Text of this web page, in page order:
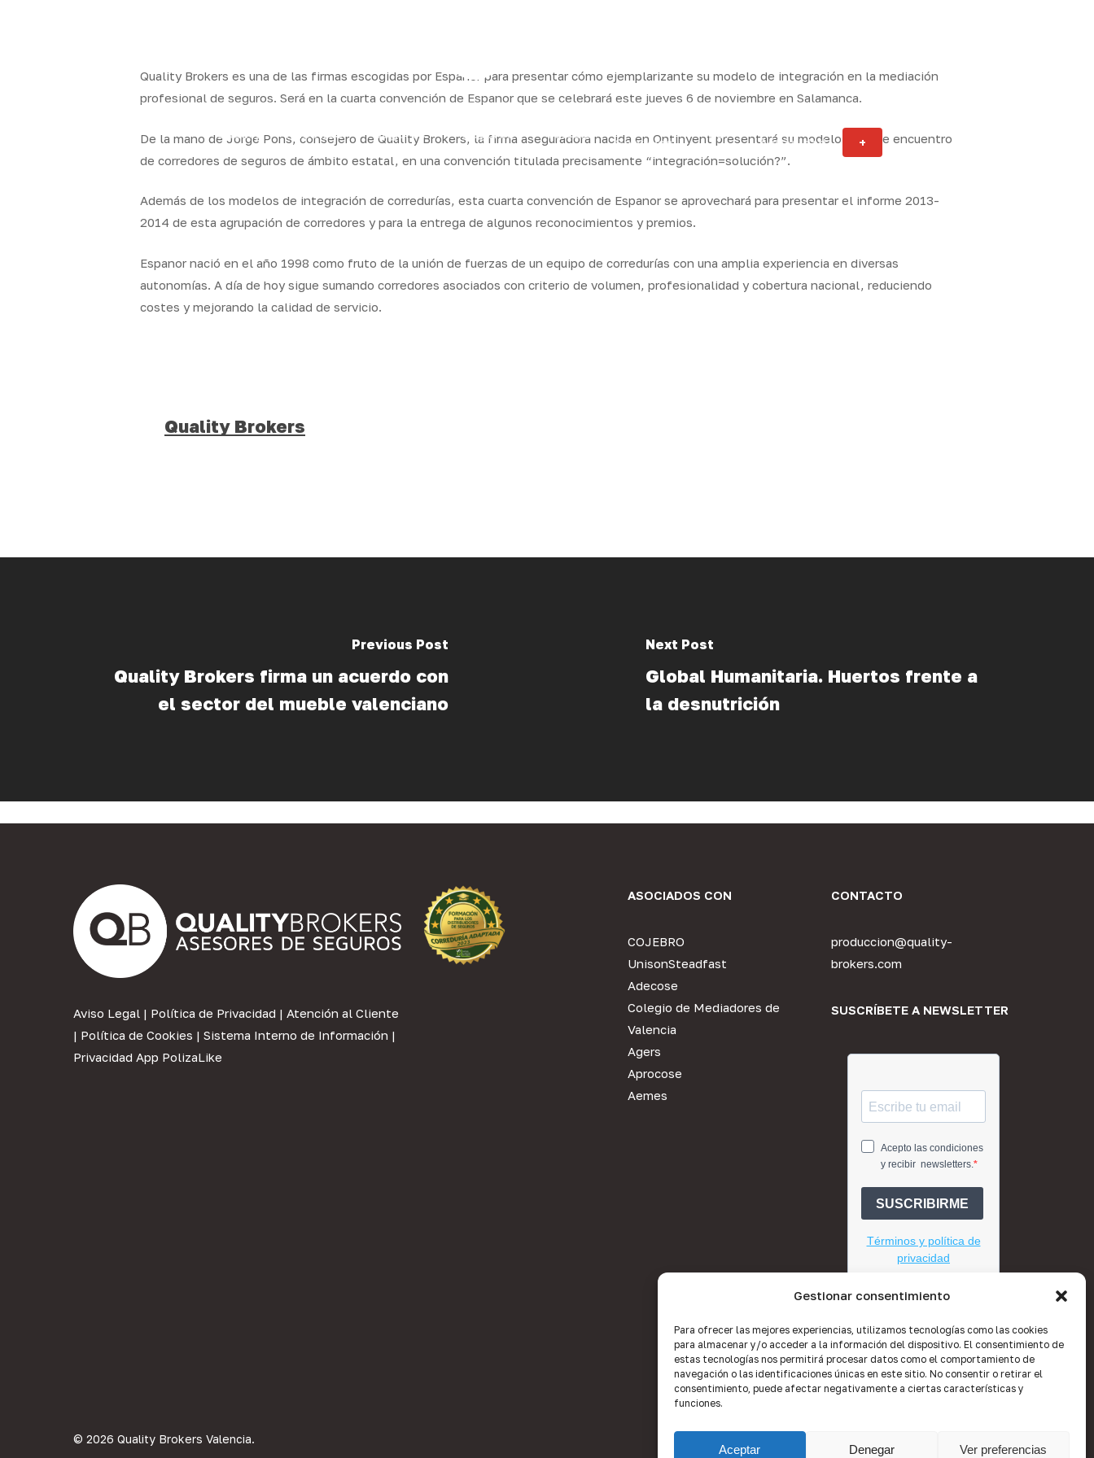
Gestionar consentimiento
Para ofrecer las mejores experiencias, utilizamos tecnologías como las cookies
para almacenar y/o acceder a la información del dispositivo. El consentimiento de
estas tecnologías nos permitirá procesar datos como el comportamiento de
navegación o las identificaciones únicas en este sitio. No consentir o retirar el
consentimiento, puede afectar negativamente a ciertas características y
funciones.
Aceptar Denegar Ver preferencias
Quality
Brokers
Nuestras
oficinas
Seguros
particulares
Seguros
Calcula
tu precio
Servicios
QB
Integrity
Actualidad +
Quality Brokers es una de las firmas escogidas por Espanor para presentar cómo ejemplarizante su modelo de integración en la mediación
profesional de seguros. Será en la cuarta convención de Espanor que se celebrará este jueves 6 de noviembre en Salamanca.
De la mano de Jorge Pons, consejero de Quality Brokers, la firma aseguradora nacida en Ontinyent presentará su modelo en este encuentro
de corredores de seguros de ámbito estatal, en una convención titulada precisamente “integración=solución?”.
Además de los modelos de integración de corredurías, esta cuarta convención de Espanor se aprovechará para presentar el informe 2013-
2014 de esta agrupación de corredores y para la entrega de algunos reconocimientos y premios.
Espanor nació en el año 1998 como fruto de la unión de fuerzas de un equipo de corredurías con una amplia experiencia en diversas
autonomías. A día de hoy sigue sumando corredores asociados con criterio de volumen, profesionalidad y cobertura nacional, reduciendo
costes y mejorando la calidad de servicio.
Quality Brokers
Previous Post
Quality Brokers firma un acuerdo con
el sector del mueble valenciano
Next Post
Global Humanitaria. Huertos frente a
la desnutrición
Aviso Legal | Política de Privacidad | Atención al Cliente
| Política de Cookies | Sistema Interno de Información |
Privacidad App PolizaLike
ASOCIADOS CON
COJEBRO
UnisonSteadfast
Adecose
Colegio de Mediadores de
Valencia
Agers
Aprocose
Aemes
CONTACTO
produccion@quality-
brokers.com
SUSCRÍBETE A NEWSLETTER
© 2026 Quality Brokers Valencia.